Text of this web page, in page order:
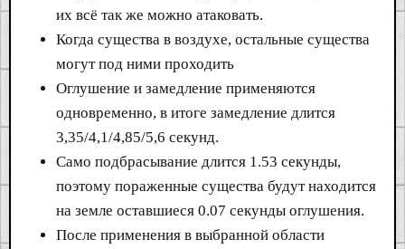
их всё так же можно атаковать.
Когда существа в воздухе, остальные существа
могут под ними проходить
Оглушение и замедление применяются
одновременно, в итоге замедление длится
3,35/4,1/4,85/5,6 секунд.
Само подбрасывание длится 1.53 секунды,
поэтому пораженные существа будут находится
на земле оставшиеся 0.07 секунды оглушения.
После применения в выбранной области